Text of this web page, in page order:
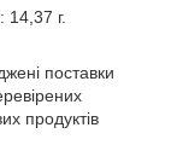
14,37 г.
поставки
продуктів